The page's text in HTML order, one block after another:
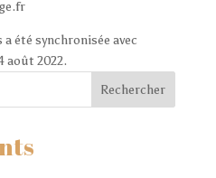
été synchronisée avec
août 2022.
Rechercher